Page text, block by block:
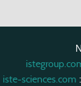
iste-sciences.com: